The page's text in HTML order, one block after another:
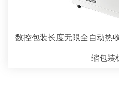
数控包装长度无限全自动热
缩包装